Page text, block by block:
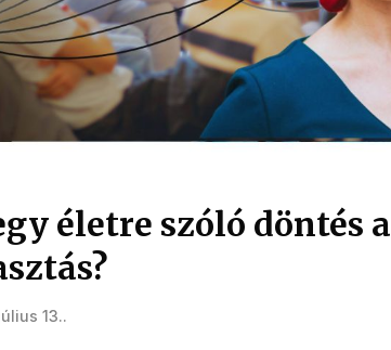
életre szóló döntés a
13.